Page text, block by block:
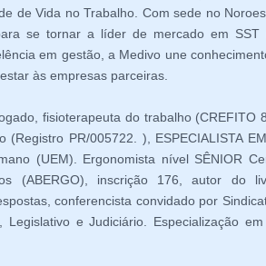
de Vida no Trabalho. Com sede no
se tornar a líder de mercado em SST
em gestão, a Medivo une
às empresas parceiras.
fisioterapeuta do trabalho (CREFITO
PR/005722. ), ESPECIALISTA
(UEM). Ergonomista nível SÊNIOR
(ABERGO), inscrição 176, autor do
conferencista convidado por
e Judiciário. Especialização